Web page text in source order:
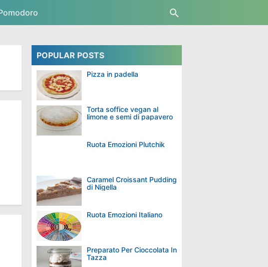
POPULAR POSTS
Pizza in padella
Torta soffice vegan al
limone e semi di papavero
Ruota Emozioni Plutchik
Caramel Croissant Pudding
di Nigella
Ruota Emozioni Italiano
Preparato Per Cioccolata In
Tazza